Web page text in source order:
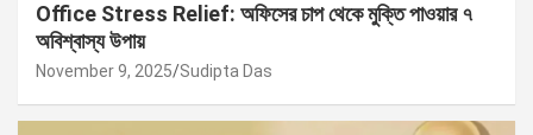
Office Stress Relief: অফিসের চাপ থেকে মুক্তি পাওয়ার ৭
অবিশ্বাস্য উপায়
November 9, 2025 Sudipta Das